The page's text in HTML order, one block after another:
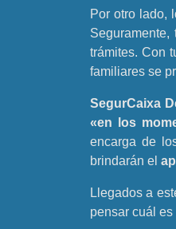
Por otro lado,
trámites. Con
familiares se
SegurCaixa
«en los
encarga de
brindarán el
Llegados a
pensar cuál